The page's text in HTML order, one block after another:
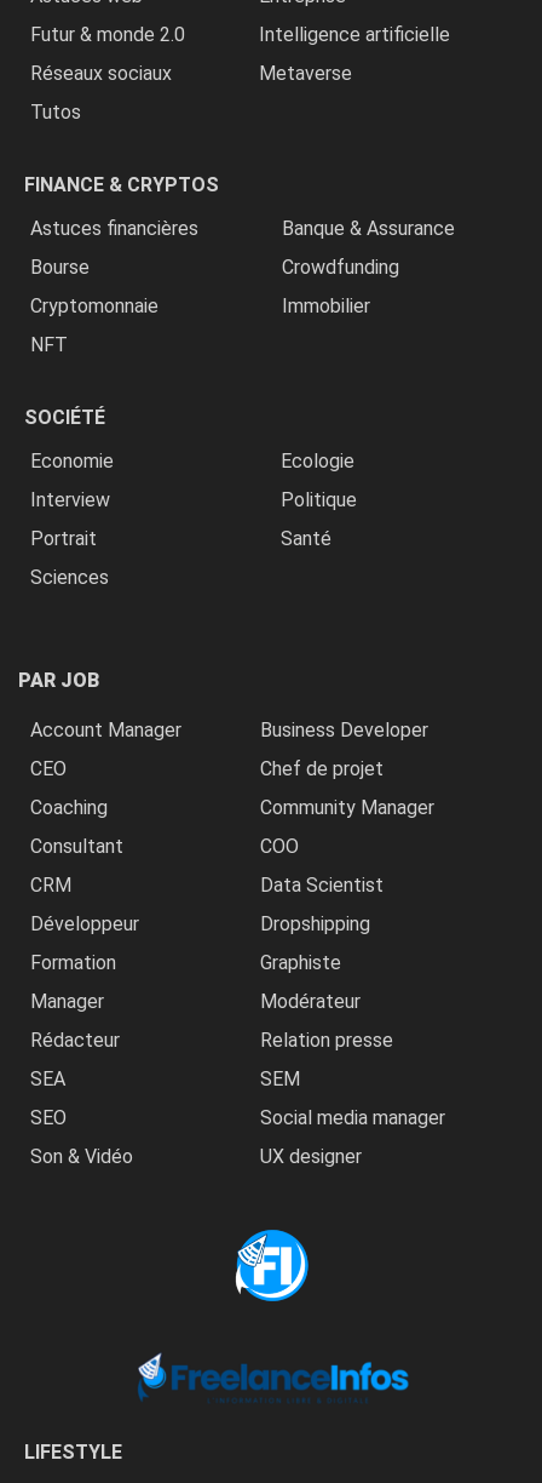
Futur & monde 2.0
Intelligence artificielle
Réseaux sociaux
Metaverse
Tutos
FINANCE & CRYPTOS
Astuces financières
Banque & Assurance
Bourse
Crowdfunding
Cryptomonnaie
Immobilier
NFT
SOCIÉTÉ
Economie
Ecologie
Interview
Politique
Portrait
Santé
Sciences
PAR JOB
Account Manager
Business Developer
CEO
Chef de projet
Coaching
Community Manager
Consultant
COO
CRM
Data Scientist
Développeur
Dropshipping
Formation
Graphiste
Manager
Modérateur
Rédacteur
Relation presse
SEA
SEM
SEO
Social media manager
Son & Vidéo
UX designer
LIFESTYLE